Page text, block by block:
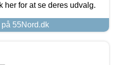
her for at se deres udvalg.
55Nord.dk